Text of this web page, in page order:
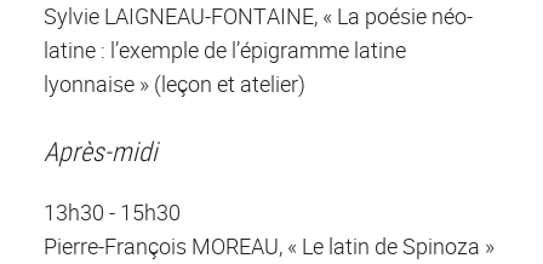
Sylvie LAIGNEAU-FONTAINE, « La poésie néo-
latine : l’exemple de l’épigramme latine
lyonnaise » (leçon et atelier)
Après-midi
13h30 - 15h30
Pierre-François MOREAU, « Le latin de Spinoza »